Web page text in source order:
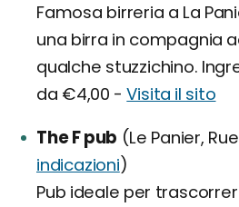
Famosa birreria a La
una birra in compagnia
qualche stuzzichino.
da €4,00 -Visita il sito
The F pub (Le Panier,
indicazioni)
Pub ideale per